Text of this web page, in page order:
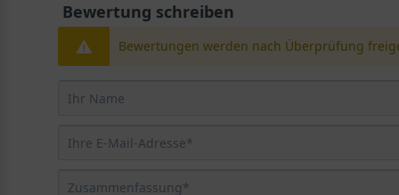
Bewertung schreiben
Bewertungen werden nach Überprüfung